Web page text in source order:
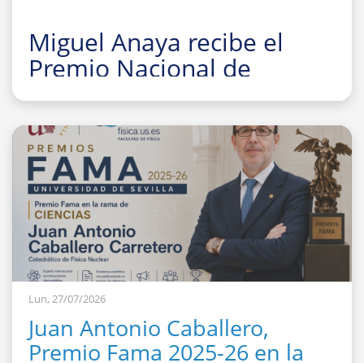
Miguel Anaya recibe el
Premio Nacional de
Investigación para Jóvenes
Felisa Martín Bravo 2026
Lun, 27/07/2026
Juan Antonio Caballero,
Premio Fama 2025-26 en la